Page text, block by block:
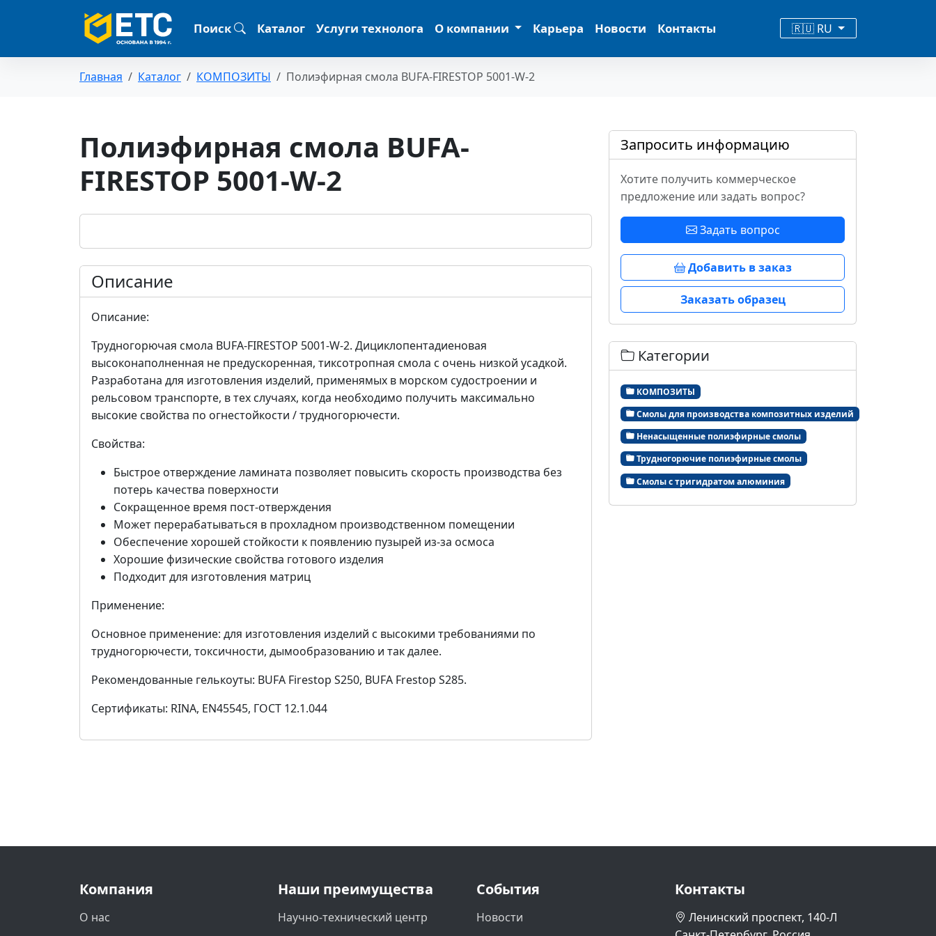
Поиск Каталог Услуги технолога О компании Карьера Новости Контакты 🇷🇺 RU
Главная Каталог КОМПОЗИТЫ Полиэфирная смола BUFA-FIRESTOP 5001-W-2
Полиэфирная смола BUFA-
FIRESTOP 5001-W-2
Описание
Описание:
Трудногорючая смола BUFA-FIRESTOP 5001-W-2. Дициклопентадиеновая
высоконаполненная не предускоренная, тиксотропная смола с очень низкой усадкой.
Разработана для изготовления изделий, применямых в морском судостроении и
рельсовом транспорте, в тех случаях, когда необходимо получить максимально
высокие свойства по огнестойкости / трудногорючести.
Свойства:
Быстрое отверждение ламината позволяет повысить скорость производства без
потерь качества поверхности
Сокращенное время пост-отверждения
Может перерабатываться в прохладном производственном помещении
Обеспечение хорошей стойкости к появлению пузырей из-за осмоса
Хорошие физические свойства готового изделия
Подходит для изготовления матриц
Применение:
Основное применение: для изготовления изделий с высокими требованиями по
трудногорючести, токсичности, дымообразованию и так далее.
Рекомендованные гелькоуты: BUFA Firestop S250, BUFA Frestop S285.
Сертификаты: RINA, EN45545, ГОСТ 12.1.044
Запросить информацию
Хотите получить коммерческое
предложение или задать вопрос?
Задать вопрос
Добавить в заказ
Заказать образец
Категории
КОМПОЗИТЫ
Смолы для производства композитных изделий
Ненасыщенные полиэфирные смолы
Трудногорючие полиэфирные смолы
Смолы с тригидратом алюминия
Компания
О нас
Наши преимущества
Научно-технический центр
События
Новости
Контакты
Ленинский проспект, 140-Л